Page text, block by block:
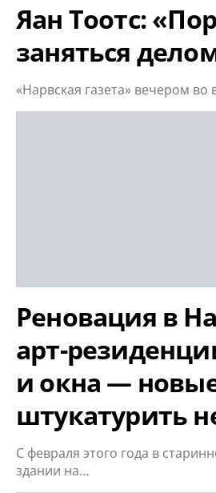
Яан Тоотс:
заняться
«Нарвская газета» вечером
Реновация в
арт-
и окна —
штукатурить
С февраля этого года в
здании на…